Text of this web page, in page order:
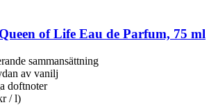
Queen of Life Eau de Parfum, 75 ml
sammansättning
av vanilj
doftnoter
/ l)